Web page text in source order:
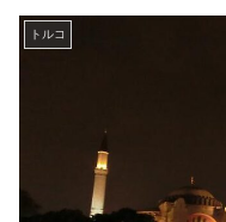
トルコ